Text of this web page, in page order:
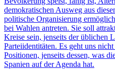
demokratischen Ausweg aus
politische Organisierung
bei Wahlen antreten. Sie soll
Kreise sein, jenseits der üblichen
Parteiidentitäten. Es geht uns
Positionen, jenseits dessen, was
Spanien auf der Agenda hat.